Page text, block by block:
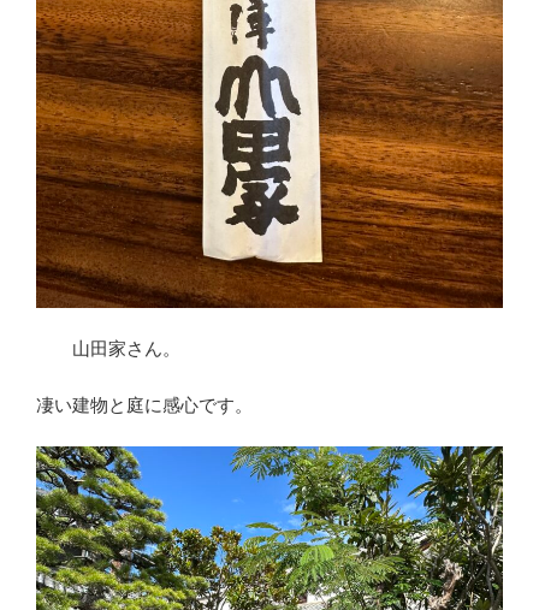
山田家さん。
凄い建物と庭に感心です。